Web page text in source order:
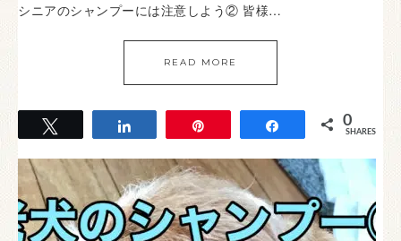
シニアのシャンプーには注意しよう② 皆様…
READ MORE
Share 0
SHARES